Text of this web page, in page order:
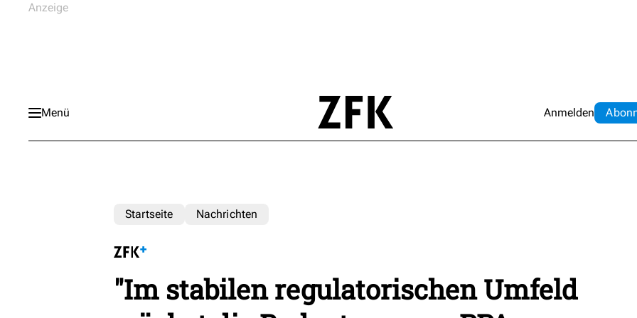
Menü Anmelden Abo
Startseite Nachrichten
"Im stabilen regulatorischen Umfeld